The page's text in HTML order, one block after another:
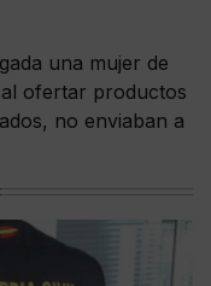
una mujer de
ofertar productos
no enviaban a